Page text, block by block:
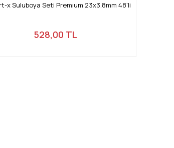
x Suluboya Seti Premıum 23x3,8mm 48'li
528,00 TL